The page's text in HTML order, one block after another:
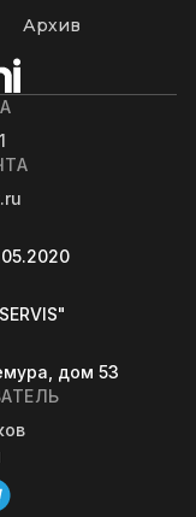
Архив
дом 53